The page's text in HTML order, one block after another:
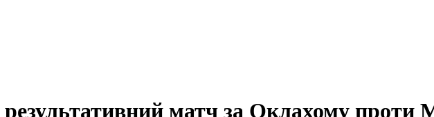
матч за Оклахому проти